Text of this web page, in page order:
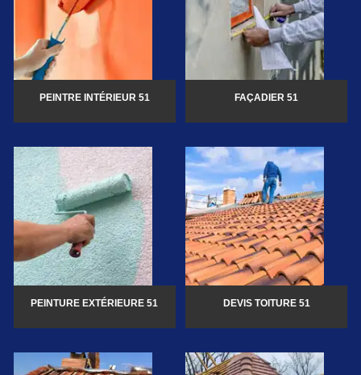
PEINTRE INTÉRIEUR 51 FAÇADIER 51
PEINTURE EXTÉRIEURE 51 DEVIS TOITURE 51